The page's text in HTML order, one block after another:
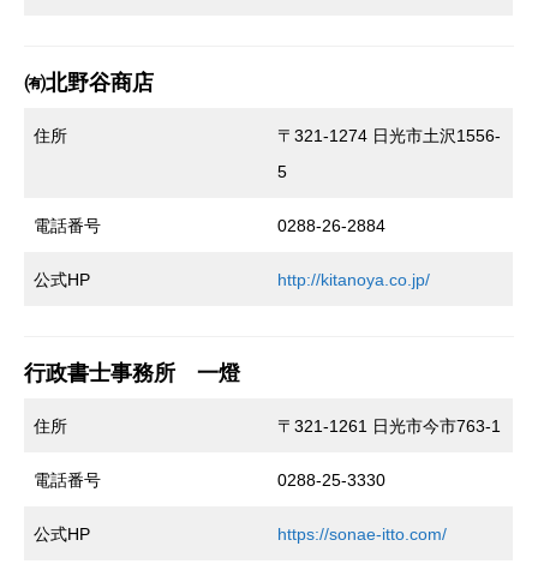
㈲北野谷商店
住所
〒321-1274 日光市土沢1556-
5
電話番号 0288-26-2884
公式HP http://kitanoya.co.jp/
行政書士事務所 一燈
住所 〒321-1261 日光市今市763-1
電話番号 0288-25-3330
公式HP https://sonae-itto.com/